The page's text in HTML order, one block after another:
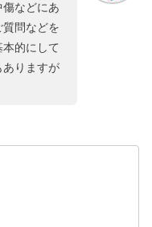
などにあ
問などを
的にして
ありますが